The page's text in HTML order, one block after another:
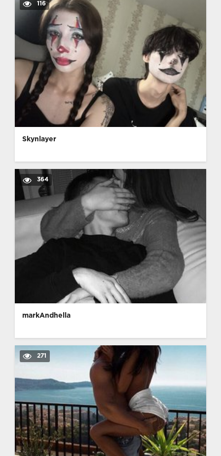
116
Skynlayer
364
markAndhella
271